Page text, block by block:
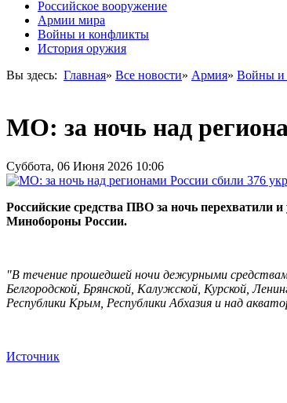
Российское вооружение
Армии мира
Войны и конфликты
История оружия
Вы здесь: Главная» Все новости» Армия» Войны и
МО: за ночь над
Суббота, 06 Июня 2026 10:06
Российские средства ПВО за ночь
Минобороны России.
"В течение прошедшей ночи дежурными
Белгородской, Брянской, Калужской, Курской,
Республики Крым, Республики Абхазия и над
Источник